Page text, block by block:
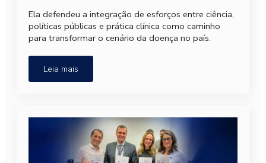
Ela defendeu a integração de esforços entre ciência,
políticas públicas e prática clínica como caminho
para transformar o cenário da doença no país.
Leia mais